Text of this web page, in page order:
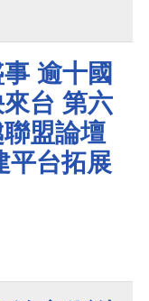
逾十國
台 第六
盟論壇
平台拓展